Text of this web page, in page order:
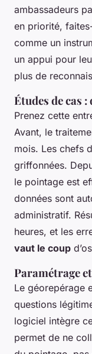
ambassadeurs
en priorité,
comme un
un appui pour
plus de
Études de cas
Prenez cette
Avant, le
mois. Les chefs
griffonnées.
le pointage est
données sont
administratif.
heures, et les
vaut le coup
Paramétrage
Le géorepérage
questions
logiciel intègre
permet de ne